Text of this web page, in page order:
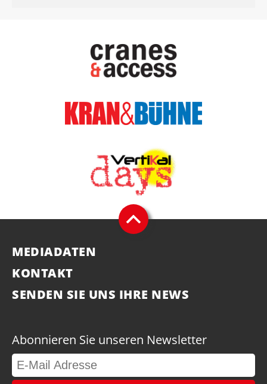
MEDIADATEN
KONTAKT
SENDEN SIE UNS IHRE NEWS
Abonnieren Sie unseren Newsletter